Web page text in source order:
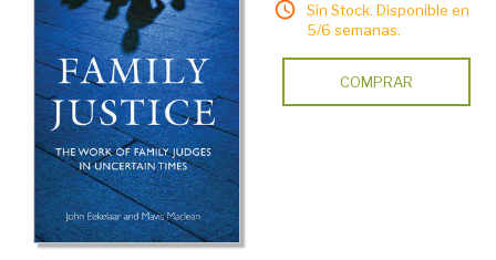
Sin Stock. Disponible en
5/6 semanas.
COMPRAR